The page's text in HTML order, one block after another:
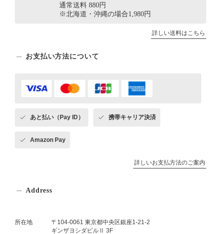
通常送料 880円
※北海道・沖縄の場合1,980円
詳しい送料はこちら
お支払い方法について
あと払い（Pay ID） 携帯キャリア決済
Amazon Pay
詳しいお支払方法のご案内
Address
所在地
〒104-0061 東京都中央区銀座1-21-2
ギンザヨシダビルⅡ 3F